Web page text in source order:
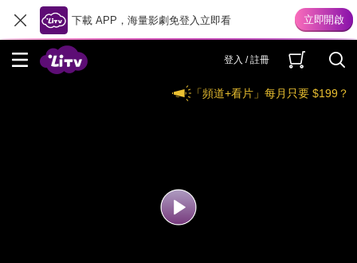
下載 APP，海量影劇免登入立即看
登入 / 註冊
「頻道+看片」每月只要 $199？